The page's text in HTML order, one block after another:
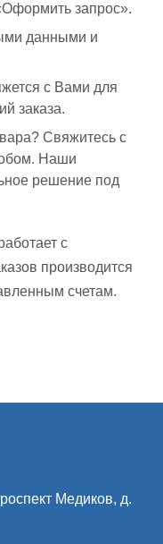
запрос».
данными и
с Вами для
заказа.
Свяжитесь с
Наши
решение под
с
производится
счетам.
Медиков, д.